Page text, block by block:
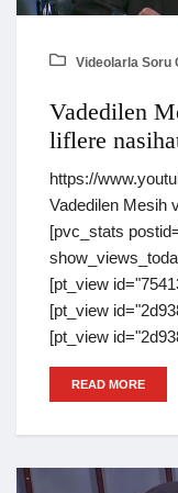
Videolarla Soru
Vadedilen
liflere
https://
Vadedilen Mesih
[pvc_stats
[pt_view
[pt_view
[pt_view
READ MORE